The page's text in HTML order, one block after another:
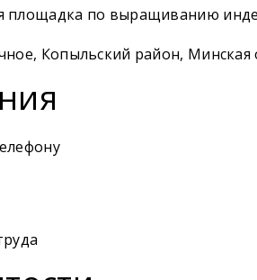
площадка по выращиванию
Копыльский район, Минская